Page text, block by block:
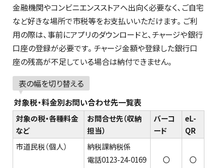
金融機関やコンビニエンスストアへ出向く必要なく、ご自宅
など好きな場所で市税等をお支払いいただけます。ご利
用の際は、事前にアプリのダウンロードと、チャージや銀行
口座の登録が必要です。チャージ金額や登録した銀行口
座の残高が不足している場合は納付できません。
表の幅を切り替える
対象税・料金別お問い合わせ先一覧表
対象の税・各種料金
など
お問合せ先（収納
担当）
バーコ
ード
eL-
QR
市道民税（個人）
納税課納税係
電話0123-24-0169
〇 〇